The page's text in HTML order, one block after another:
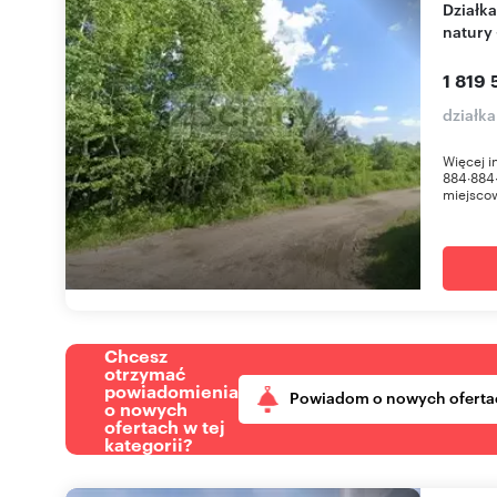
Działka 8463 m² pod dom i rekreację, blisko
natury
1 819
Więcej
Chcesz
otrzymać
powiadomienia
o nowych
ofertach w tej
kategorii?
Powiadom o nowych